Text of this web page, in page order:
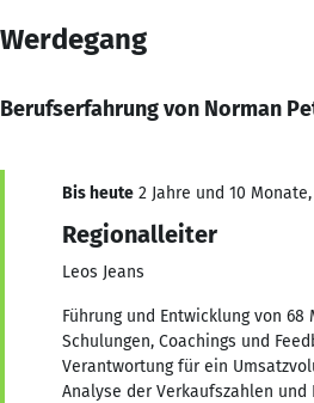
Werdegang
Berufserfahrung von Norman
Bis heute 2 Jahre und 10
Regionalleiter
Leos Jeans
Führung und Entwicklung von
Schulungen, Coachings und
Verantwortung für ein
Analyse der Verkaufszahlen und